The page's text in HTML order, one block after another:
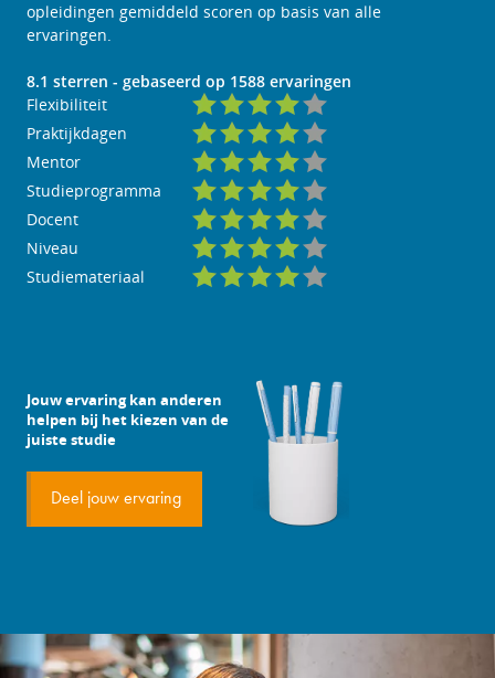
opleidingen gemiddeld scoren op basis van alle
ervaringen.
8.1 sterren - gebaseerd op 1588 ervaringen
Flexibiliteit
Praktijkdagen
Mentor
Studieprogramma
Docent
Niveau
Studiemateriaal
Jouw ervaring kan anderen
helpen bij het kiezen van de
juiste studie
Deel jouw ervaring